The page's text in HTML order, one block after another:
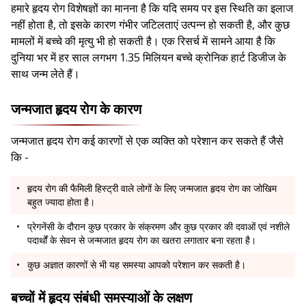
हमारे हृदय रोग विशेषज्ञों का मानना है कि यदि समय पर इस स्थिति का इलाज
नहीं होता है, तो इसके कारण गंभीर जटिलताएं उत्पन्न हो सकती है, और कुछ
मामलों में बच्चे की मृत्यु भी हो सकती है। एक रिसर्च में सामने आया है कि
दुनिया भर में हर साल लगभग 1.35 मिलियन बच्चे क्रोनिक हार्ट डिजीज के
साथ जन्म लेते हैं।
जन्मजात हृदय रोग के कारण
जन्मजात हृदय रोग कई कारणों से एक व्यक्ति को परेशान कर सकते हैं जैसे
कि -
हृदय रोग की फैमिली हिस्ट्री वाले लोगों के लिए जन्मजात हृदय रोग का जोखिम
बहुत ज्यादा होता है।
प्रेगनेंसी के दौरान कुछ प्रकार के संक्रमण और कुछ प्रकार की दवाओं एवं नशीले
पदार्थों के सेवन से जन्मजात हृदय रोग का खतरा लगातार बना रहता है।
कुछ अज्ञात कारणों से भी यह समस्या आपको परेशान कर सकती है।
बच्चों में हृदय संबंधी समस्याओं के लक्षण